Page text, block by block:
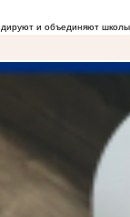
и объединяют